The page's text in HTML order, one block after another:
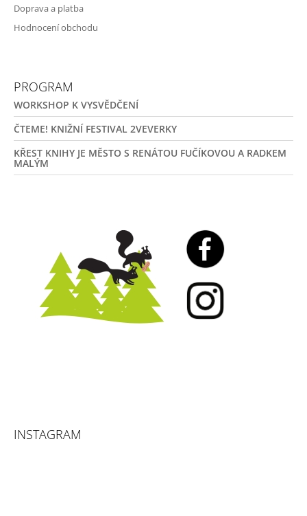
Doprava a platba
Hodnocení obchodu
PROGRAM
WORKSHOP K VYSVĚDČENÍ
ČTEME! KNIŽNÍ FESTIVAL 2VEVERKY
KŘEST KNIHY JE MĚSTO S RENÁTOU FUČÍKOVOU A RADKEM
MALÝM
INSTAGRAM